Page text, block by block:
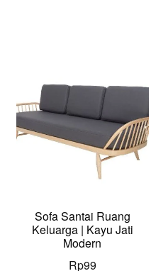
Sofa Santai Ruang
Keluarga | Kayu Jati
Modern
Rp99